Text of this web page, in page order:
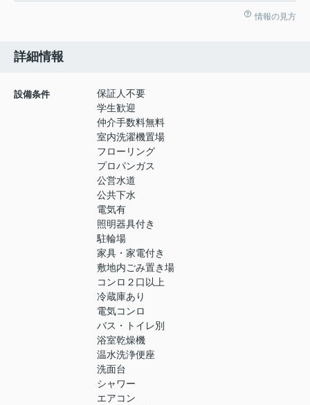
情報の見方
詳細情報
設備条件
保証人不要
学生歓迎
仲介手数料無料
室内洗濯機置場
フローリング
プロパンガス
公営水道
公共下水
電気有
照明器具付き
駐輪場
家具・家電付き
敷地内ごみ置き場
コンロ２口以上
冷蔵庫あり
電気コンロ
バス・トイレ別
浴室乾燥機
温水洗浄便座
洗面台
シャワー
エアコン